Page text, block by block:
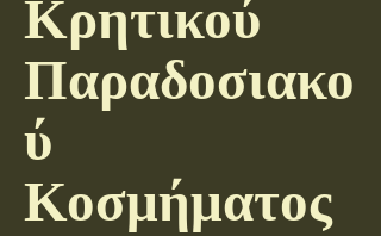
Κρητικού
Παραδοσιακο
ύ
Κοσμήματος